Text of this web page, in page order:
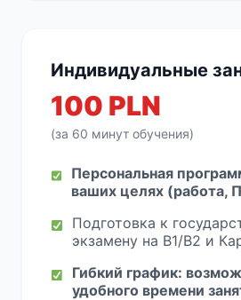
Индивидуальные
100 PLN
(за 60 минут обучения)
Персональная
ваших целях (работа,
Подготовка к
экзамену на B1/B2 и
Гибкий график:
удобного времени